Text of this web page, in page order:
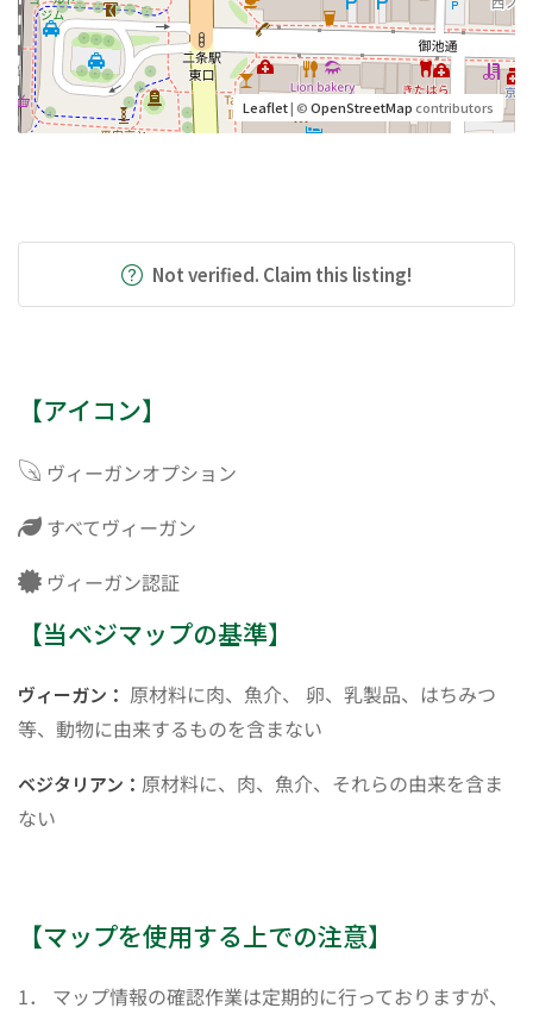
Leaflet| ©OpenStreetMapcontributors
Not verified. Claim this listing!
【アイコン】
ヴィーガンオプション
すべてヴィーガン
ヴィーガン認証
【当ベジマップの基準】
ヴィーガン： 原材料に肉、魚介、 卵、乳製品、はちみつ
等、動物に由来するものを含まない
ベジタリアン： 原材料に、肉、魚介、それらの由来を含ま
ない
【マップを使用する上での注意】
1． マップ情報の確認作業は定期的に行っておりますが、